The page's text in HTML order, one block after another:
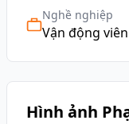
Nghề nghiệp
Vận động viên
Hình ảnh